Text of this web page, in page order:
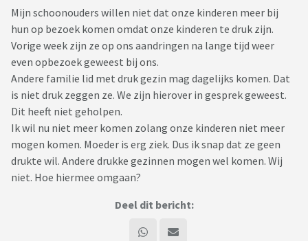
Mijn schoonouders willen niet dat onze kinderen meer bij
hun op bezoek komen omdat onze kinderen te druk zijn.
Vorige week zijn ze op ons aandringen na lange tijd weer
even opbezoek geweest bij ons.
Andere familie lid met druk gezin mag dagelijks komen. Dat
is niet druk zeggen ze. We zijn hierover in gesprek geweest.
Dit heeft niet geholpen.
Ik wil nu niet meer komen zolang onze kinderen niet meer
mogen komen. Moeder is erg ziek. Dus ik snap dat ze geen
drukte wil. Andere drukke gezinnen mogen wel komen. Wij
niet. Hoe hiermee omgaan?
Deel dit bericht: